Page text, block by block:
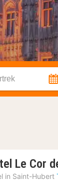
Le Cor
in Saint-Hubert